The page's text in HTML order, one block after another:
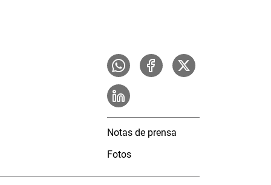
Notas de prensa
Fotos